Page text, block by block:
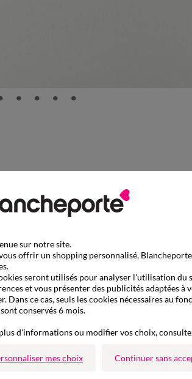
sur notre site.
offrir un shopping personnalisé,
seront utilisés pour analyser l'utilisation du
et vous présenter des publicités adaptées à
Dans ce cas, seuls les cookies nécessaires au
conservés 6 mois.
d'informations ou modifier vos choix,
mes choix Continuer sans